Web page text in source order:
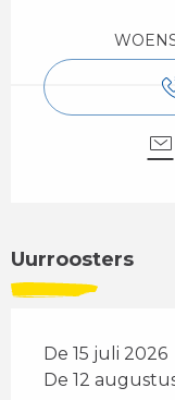
Uurroosters
De 15 juli 2026
De 12